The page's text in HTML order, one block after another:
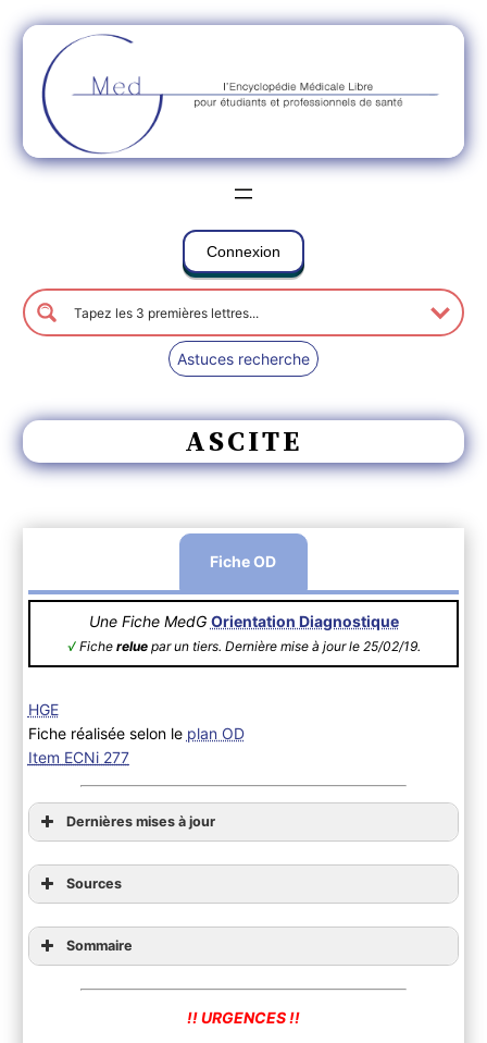
Connexion
Astuces recherche
ASCITE
Fiche OD
Une Fiche MedG Orientation Diagnostique
√Fiche reluepar un tiers. Dernière mise à jour le 25/02/19.
HGE
Fiche réalisée selon le plan OD
Item ECNi 277
Dernières mises à jour
Sources
Sommaire
!! URGENCES !!